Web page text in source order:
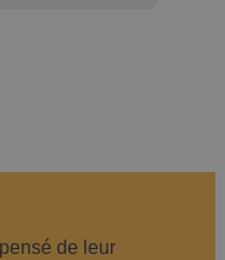
de leur